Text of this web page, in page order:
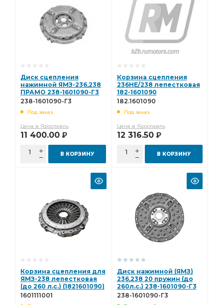
Диск сцепления
нажимной ЯМЗ-236,238
ПРАМО 238-1601090-Г3
238-1601090-Г3
Под заказ
Цена в Ярославль
11 400.00 Р
В КОРЗИНУ
Корзина сцепления
236НЕ/238 лепестковая
182-1601090
(КМ1821601090) КММЗ
182.1601090
Под заказ
Цена в Ярославль
12 316.50 Р
В КОРЗИНУ
Корзина сцепления для
ЯМЗ-238 лепестковая
(до 260 л.с.) (1821601090)
SORL 1601111001
1601111001
Диск нажимной (ЯМЗ)
236,238 20 пружин (до
260л.с.) 238-1601090-Г3
238-1601090-Г3